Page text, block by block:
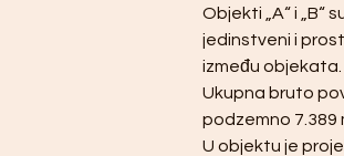
Objekti „A“ i „B“
jedinstveni i
između objekata.
Ukupna bruto
podzemno 7.389
U objektu je